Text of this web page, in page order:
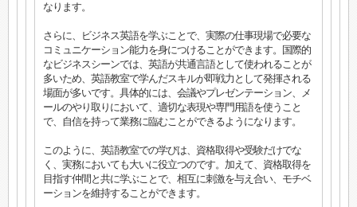
なります。
さらに、ビジネス英語を学ぶことで、実際の仕事現場で必要な
コミュニケーション能力を身につけることができます。国際的
なビジネスシーンでは、英語が共通言語として使われることが
多いため、英語教室で学んだスキルが即戦力として発揮される
場面が多いです。具体的には、会議やプレゼンテーション、メ
ールのやり取りにおいて、適切な表現や専門用語を使うこと
で、自信を持って業務に臨むことができるようになります。
このように、英語教室での学びは、資格取得や受験だけでな
く、実務においても大いに役立つのです。加えて、資格取得を
目指す仲間と共に学ぶことで、相互に刺激を与え合い、モチベ
ーションを維持することができます。